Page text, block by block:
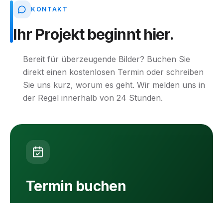
KONTAKT
Ihr Projekt beginnt hier.
Bereit für überzeugende Bilder? Buchen Sie
direkt einen kostenlosen Termin oder schreiben
Sie uns kurz, worum es geht. Wir melden uns in
der Regel innerhalb von 24 Stunden.
Termin buchen